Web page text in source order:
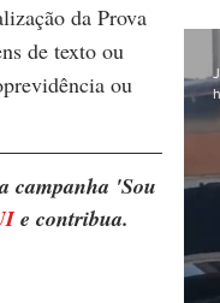
da Prova
de texto ou
ou
campanha 'Sou
e contribua.